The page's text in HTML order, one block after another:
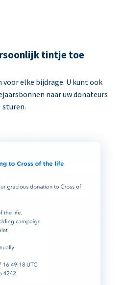
tintje toe
elke bijdrage. U kunt ook
naar uw donateurs
sturen.